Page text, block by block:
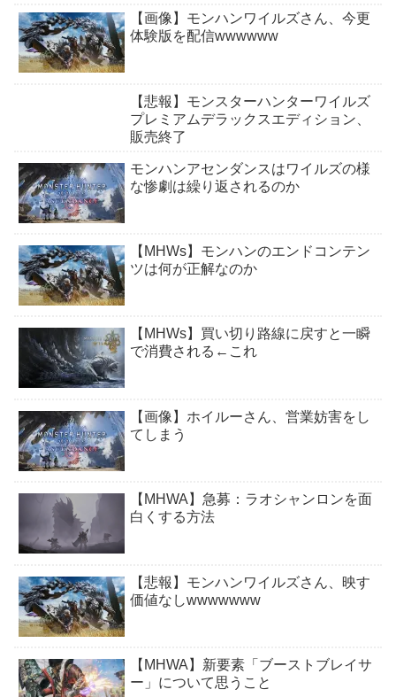
【画像】モンハンワイルズさん、今更
体験版を配信wwwwww
【悲報】モンスターハンターワイルズ
プレミアムデラックスエディション、
販売終了
モンハンアセンダンスはワイルズの様
な惨劇は繰り返されるのか
【MHWs】モンハンのエンドコンテン
ツは何が正解なのか
【MHWs】買い切り路線に戻すと一瞬
で消費される←これ
【画像】ホイルーさん、営業妨害をし
てしまう
【MHWA】急募：ラオシャンロンを面
白くする方法
【悲報】モンハンワイルズさん、映す
価値なしwwwwwww
【MHWA】新要素「ブーストブレイサ
ー」について思うこと